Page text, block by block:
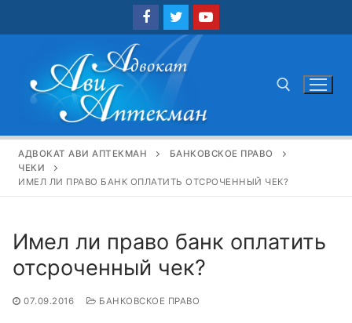
Найти:
АДВОКАТ АВИ АПТЕКМАН
БАНКОВСКОЕ ПРАВО
ЧЕКИ
ИМЕЛ ЛИ ПРАВО БАНК ОПЛАТИТЬ ОТСРОЧЕННЫЙ ЧЕК?
Имел ли право банк оплатить
отсроченный чек?
07.09.2016 БАНКОВСКОЕ ПРАВО